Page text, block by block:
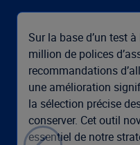
Sur la base d’un test
million de polices
recommandations
une amélioration
la sélection précise
conserver. Cet outil
essentiel de notre